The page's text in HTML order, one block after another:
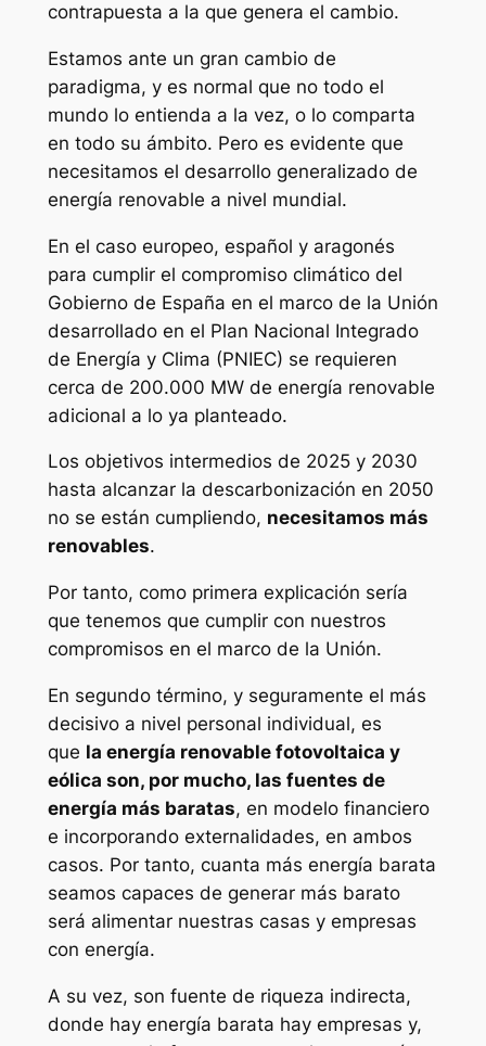
contrapuesta a la que genera el cambio.
Estamos ante un gran cambio de
paradigma, y es normal que no todo el
mundo lo entienda a la vez, o lo comparta
en todo su ámbito. Pero es evidente que
necesitamos el desarrollo generalizado de
energía renovable a nivel mundial.
En el caso europeo, español y aragonés
para cumplir el compromiso climático del
Gobierno de España en el marco de la Unión
desarrollado en el Plan Nacional Integrado
de Energía y Clima (PNIEC) se requieren
cerca de 200.000 MW de energía renovable
adicional a lo ya planteado.
Los objetivos intermedios de 2025 y 2030
hasta alcanzar la descarbonización en 2050
no se están cumpliendo, necesitamos más
renovables.
Por tanto, como primera explicación sería
que tenemos que cumplir con nuestros
compromisos en el marco de la Unión.
En segundo término, y seguramente el más
decisivo a nivel personal individual, es
que la energía renovable fotovoltaica y
eólica son, por mucho, las fuentes de
energía más baratas, en modelo financiero
e incorporando externalidades, en ambos
casos. Por tanto, cuanta más energía barata
seamos capaces de generar más barato
será alimentar nuestras casas y empresas
con energía.
A su vez, son fuente de riqueza indirecta,
donde hay energía barata hay empresas y,